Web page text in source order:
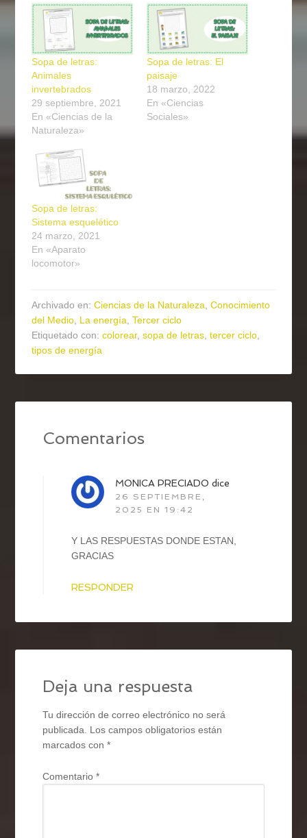
Sopa de letras:
Animales
invertebrados
29 septiembre, 2021
En «Ciencias de la
Naturaleza»
Sopa de letras: El
paisaje
18 marzo, 2022
En «Ciencias
Sociales»
Sopa de letras:
Sistema esquelético
24 marzo, 2021
En «Aparato
locomotor»
Archivado en:Ciencias de la Naturaleza,Conocimiento
del Medio, La energía,Tercer ciclo
Etiquetado con:colorear,sopa de letras,tercer ciclo,
tipos de energía
Comentarios
MONICA PRECIADO dice
26 SEPTIEMBRE,
2025 EN 19:42
Y LAS RESPUESTAS DONDE ESTAN,
GRACIAS
RESPONDER
Deja una respuesta
Tu dirección de correo electrónico no será
publicada. Los campos obligatorios están
marcados con*
Comentario*